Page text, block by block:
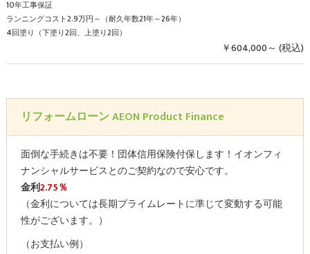
10年工事保証
ランニングコスト2.9万円～（耐久年数21年～26年）
4回塗り（下塗り2回、上塗り2回）
￥604,000～ (税込)
リフォームローン AEON Product Finance
面倒な手続きは不要！団体信用保険付保します！イオンフィ
ナンシャルサービスとのご契約なので安心です。
金利2.75％
（金利については長期プライムレートに準じて変動する可能
性がございます。）
（お支払い例）